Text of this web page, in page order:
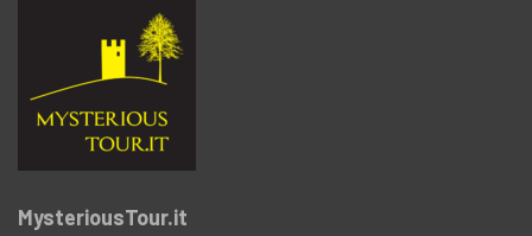
MysteriousTour.it